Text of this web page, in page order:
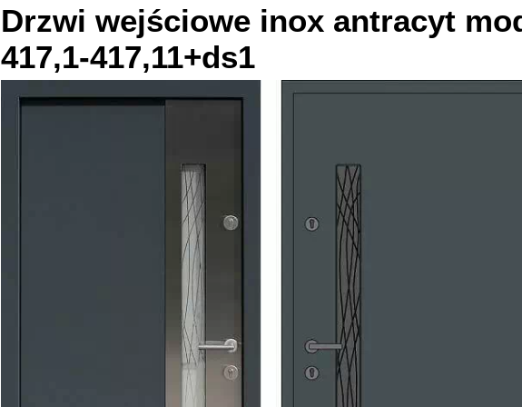
Drzwi wejściowe inox antracyt
417,1-417,11+ds1